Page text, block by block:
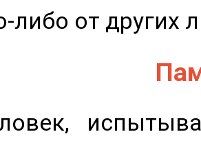
либо от других